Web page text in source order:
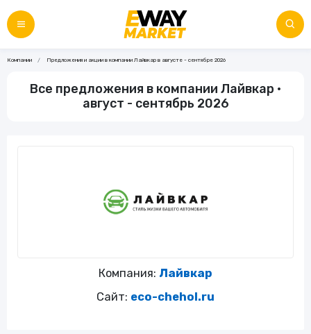
Компании Предложения и акции в компании Лайвкар в августе - сентябре 2026
Все предложения в компании Лайвкар •
август - сентябрь 2026
Компания: Лайвкар
Сайт: eco-chehol.ru